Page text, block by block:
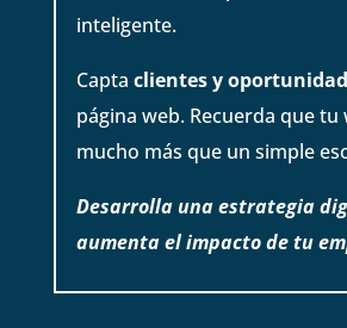
inteligente.
Capta clientes y
página web. Recuerda que tu
mucho más que un simple
Desarrolla una estrategia
aumenta el impacto de tu